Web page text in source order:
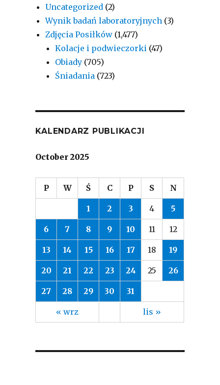
Uncategorized (2)
Wynik badań laboratoryjnych (3)
Zdjęcia Posiłków (1,477)
Kolacje i podwieczorki (47)
Obiady (705)
Śniadania (723)
KALENDARZ PUBLIKACJI
October 2025
P W Ś C P S N
« wrz lis »
1 2 3 4 5
6 7 8 9 10 11 12
13 14 15 16 17 18 19
20 21 22 23 24 25 26
27 28 29 30 31